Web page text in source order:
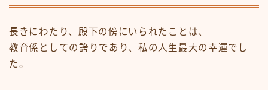
長きにわたり、殿下の傍にいられたことは、
教育係としての誇りであり、私の人生最大の幸運でし
た。